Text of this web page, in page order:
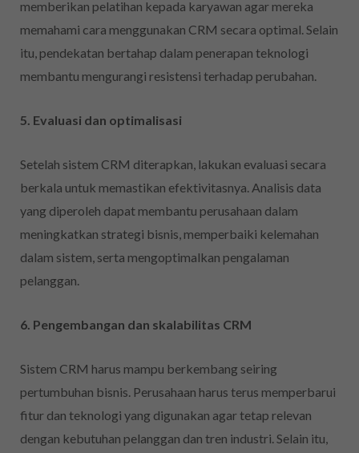
memberikan pelatihan kepada karyawan agar mereka
memahami cara menggunakan CRM secara optimal. Selain
itu, pendekatan bertahap dalam penerapan teknologi
membantu mengurangi resistensi terhadap perubahan.
5. Evaluasi dan optimalisasi
Setelah sistem CRM diterapkan, lakukan evaluasi secara
berkala untuk memastikan efektivitasnya. Analisis data
yang diperoleh dapat membantu perusahaan dalam
meningkatkan strategi bisnis, memperbaiki kelemahan
dalam sistem, serta mengoptimalkan pengalaman
pelanggan.
6. Pengembangan dan skalabilitas CRM
Sistem CRM harus mampu berkembang seiring
pertumbuhan bisnis. Perusahaan harus terus memperbarui
fitur dan teknologi yang digunakan agar tetap relevan
dengan kebutuhan pelanggan dan tren industri. Selain itu,